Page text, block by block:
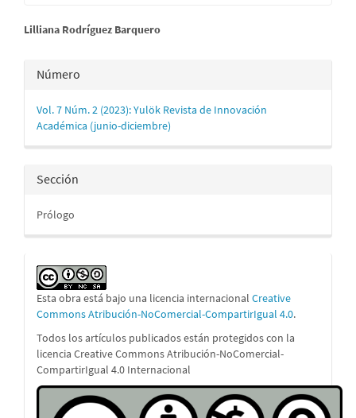
Contenido
principal
del
artículo
Lilliana Rodríguez Barquero
Detalles
del
artículo
Número
Vol. 7 Núm. 2 (2023): Yulök Revista de Innovación
Académica (junio-diciembre)
Sección
Prólogo
Esta obra está bajo una licencia internacional Creative
Commons Atribución-NoComercial-CompartirIgual 4.0.
Todos los artículos publicados están protegidos con la
licencia Creative Commons Atribución-NoComercial-
CompartirIgual 4.0 Internacional